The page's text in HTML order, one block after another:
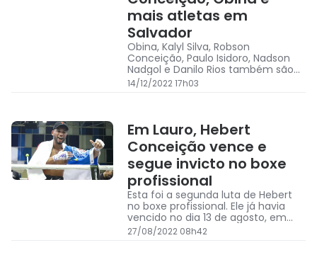
mais atletas em
Salvador
Obina, Kalyl Silva, Robson
Conceição, Paulo Isidoro, Nadson
Nadgol e Danilo Rios também são
atletas confirmados
14/12/2022 17h03
Em Lauro, Hebert
Conceição vence e
segue invicto no boxe
profissional
Esta foi a segunda luta de Hebert
no boxe profissional. Ele já havia
vencido no dia 13 de agosto, em
Toshkent, no Uzbequistão, o
nicaraguense Danny Mendonza, por
27/08/2022 08h42